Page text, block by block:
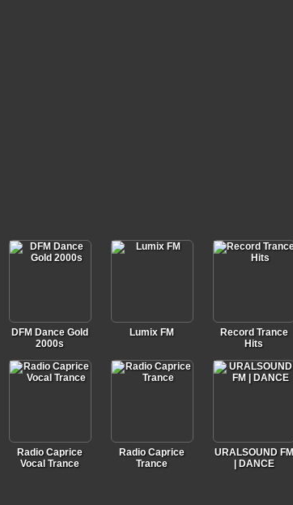
DFM Dance Gold
2000s
Lumix FM
Record Trance
Hits
Radio Caprice
Vocal Trance
Radio Caprice
Trance
URALSOUND FM
| DANCE